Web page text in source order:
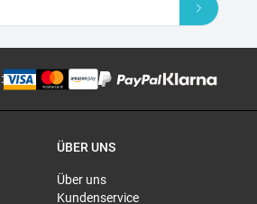
:
ÜBER UNS
Über uns
Kundenservice